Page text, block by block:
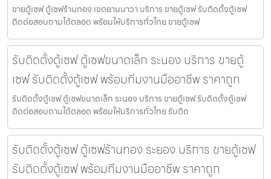
ขายตู้เซฟ ตู้เซฟร้านทอง เขตยานนาวา บริการ ขายตู้เซฟ รับติดตั้งตู้เซฟ
ติดต่อสอบถามได้ตลอด พร้อมให้บริการทั่วไทย ขายตู้เซฟ
รับติดตั้งตู้เซฟ ตู้เซฟขนาดเล็ก ระนอง บริการ ขายตู้
เซฟ รับติดตั้งตู้เซฟ พร้อมทีมงานมืออาชีพ ราคาถูก
รับติดตั้งตู้เซฟ ตู้เซฟขนาดเล็ก ระนอง บริการ ขายตู้เซฟ รับติดตั้งตู้เซฟ
ติดต่อสอบถามได้ตลอด พร้อมให้บริการทั่วไทย รับติด
รับติดตั้งตู้เซฟ ตู้เซฟร้านทอง ระยอง บริการ ขายตู้เซฟ
รับติดตั้งตู้เซฟ พร้อมทีมงานมืออาชีพ ราคาถูก